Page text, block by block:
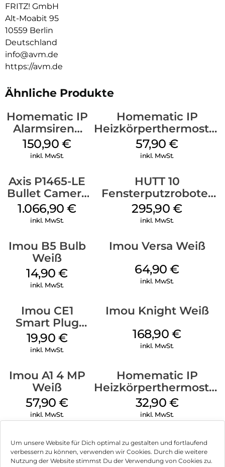
Um unsere Website für Dich optimal zu gestalten und fortlaufend
verbessern zu können, verwenden wir Cookies. Durch die weitere
Nutzung der Website stimmst Du der Verwendung von Cookies zu.
Home-Geräte mit dem Smartphone oder dem Tablet
komfortabel per Fingertipp. Der Sensor FRITZ!Smart Energy
250 übermittelt die ausgelesenen Daten auf die FRITZ!App
Smart Home, in der alle wesentlichen Daten und
Einsparpotenziale auf einen Blick erkennbar sind – auch von
unterwegs. So lässt sich komfortabel Energie einsparen.
FRITZ! GmbH
Alt-Moabit 95
10559 Berlin
Deutschland
info@avm.de
https://avm.de
Ähnliche Produkte
Homematic IP
Alarmsirene
außen Weiß
150,90€
inkl. MwSt.
Homematic IP
Heizkörperthermostat
Weiß
57,90€
inkl. MwSt.
Axis P1465-LE
Bullet Camera
Weiß
1.066,90€
inkl. MwSt.
HUTT 10
Fensterputzroboter
Weiß
295,90€
inkl. MwSt.
Imou B5 Bulb
Weiß
14,90€
inkl. MwSt.
Imou Versa Weiß
64,90€
inkl. MwSt.
Imou CE1
Smart Plug
2500 W Weiß
19,90 €
inkl. MwSt.
Imou Knight Weiß
168,90€
inkl. MwSt.
Imou A1 4 MP
Weiß
57,90€
inkl. MwSt.
Homematic IP
Heizkörperthermostat
Basic Weiß
32,90 €
inkl. MwSt.